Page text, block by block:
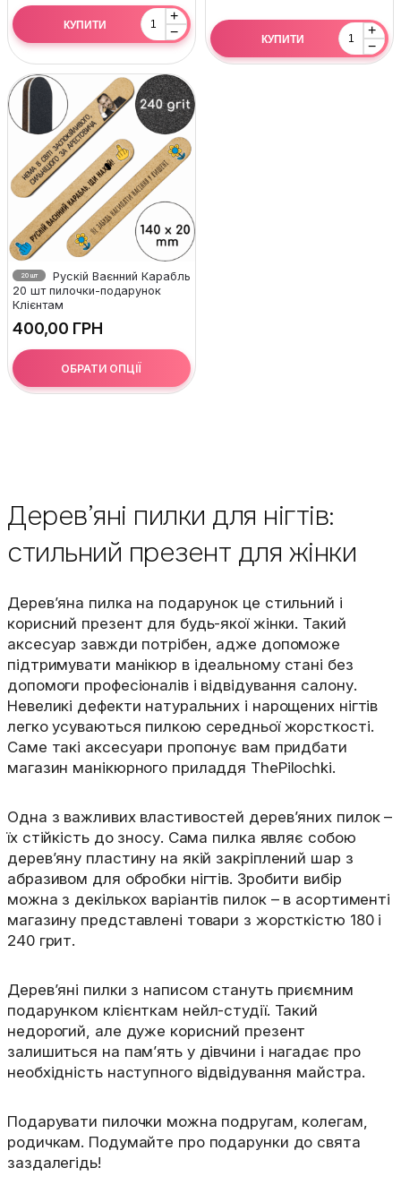
+
−
КУПИТИ
+
−
КУПИТИ
20 шт
Рускій Ваєнний Карабль
20 шт пилочки-подарунок
Клієнтам
ГРН
ОБРАТИ ОПЦІЇ
Дерев’яні пилки для нігтів:
стильний презент для жінки
Дерев’яна пилка на подарунок це стильний і
корисний презент для будь-якої жінки. Такий
аксесуар завжди потрібен, адже допоможе
підтримувати манікюр в ідеальному стані без
допомоги професіоналів і відвідування салону.
Невеликі дефекти натуральних і нарощених нігтів
легко усуваються пилкою середньої жорсткості.
Саме такі аксесуари пропонує вам придбати
магазин манікюрного приладдя ThePilochki.
Одна з важливих властивостей дерев’яних пилок –
їх стійкість до зносу. Сама пилка являє собою
дерев’яну пластину на якій закріплений шар з
абразивом для обробки нігтів. Зробити вибір
можна з декількох варіантів пилок – в асортименті
магазину представлені товари з жорсткістю 180 і
240 грит.
Дерев’яні пилки з написом стануть приємним
подарунком клієнткам нейл-студії. Такий
недорогий, але дуже корисний презент
залишиться на пам’ять у дівчини і нагадає про
необхідність наступного відвідування майстра.
Подарувати пилочки можна подругам, колегам,
родичкам. Подумайте про подарунки до свята
заздалегідь!